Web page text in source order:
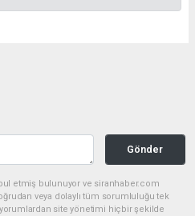
Gönder
etmiş bulunuyor ve siranhaber.com
veya dolaylı tüm sorumluluğu tek
yorumlardan site yönetimi hiçbir şekilde